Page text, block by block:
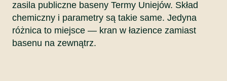
zasila publiczne baseny Termy Uniejów. Skład
chemiczny i parametry są takie same. Jedyna
różnica to miejsce — kran w łazience zamiast
basenu na zewnątrz.